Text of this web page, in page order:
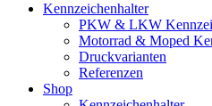
Kennzeichenhalter
PKW & LKW
Motorrad & Moped
Druckvarianten
Referenzen
Shop